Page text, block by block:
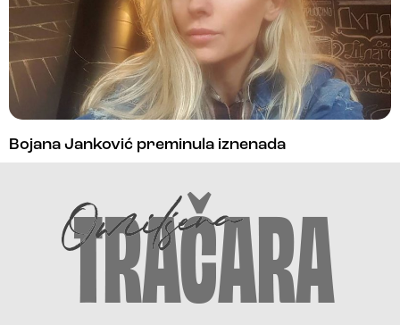
Bojana Janković preminula iznenada